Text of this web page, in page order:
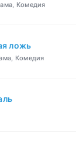
Комедия
ложь
Комедия